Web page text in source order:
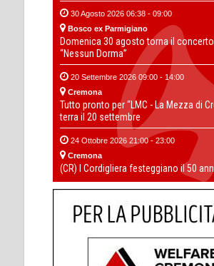
30 Agosto 2026 06:38 - 09:00
Bosco ex Parmigiano
Domenica 30 agosto torna il concerto
“Nessun Dorma”
20 Settembre 2026 09:00 - 14:00
Cremona
Tutto pronto per “LMC - La Mezza di
terra il 20 settembre
24 Ottobre 2026 21:00 - 23:00
Cremona
(CR) I Cordigliera festeggiano il 50